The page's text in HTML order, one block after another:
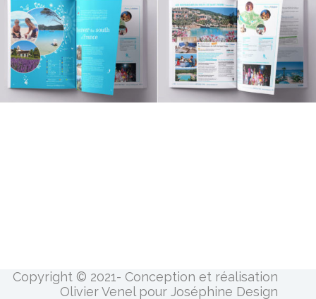
Copyright © 2021- Conception et réalisation
Olivier Venel pour Joséphine Design